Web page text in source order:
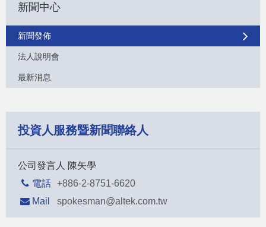
新聞中心
新聞發佈
法人說明會
最新消息
投資人服務暨新聞聯絡人
公司發言人 陳矢學
電話 +886-2-8751-6620
Mail
spokesman@altek.com.tw